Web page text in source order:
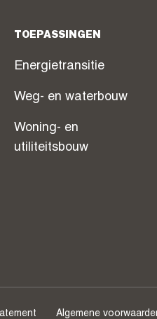
TOEPASSINGEN
Energietransitie
Weg- en waterbouw
Woning- en
utiliteitsbouw
Algemene